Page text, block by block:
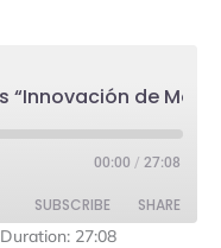
00:00 / 27:08
SUBSCRIBE SHARE
Duration: 27:08